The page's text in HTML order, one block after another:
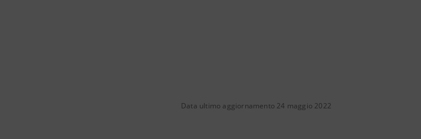
Data ultimo aggiornamento 24 maggio 2022